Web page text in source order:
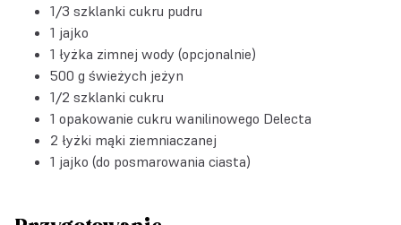
1/3 szklanki cukru pudru
1 jajko
1 łyżka zimnej wody (opcjonalnie)
500 g świeżych jeżyn
1/2 szklanki cukru
1 opakowanie cukru wanilinowego Delecta
2 łyżki mąki ziemniaczanej
1 jajko (do posmarowania ciasta)